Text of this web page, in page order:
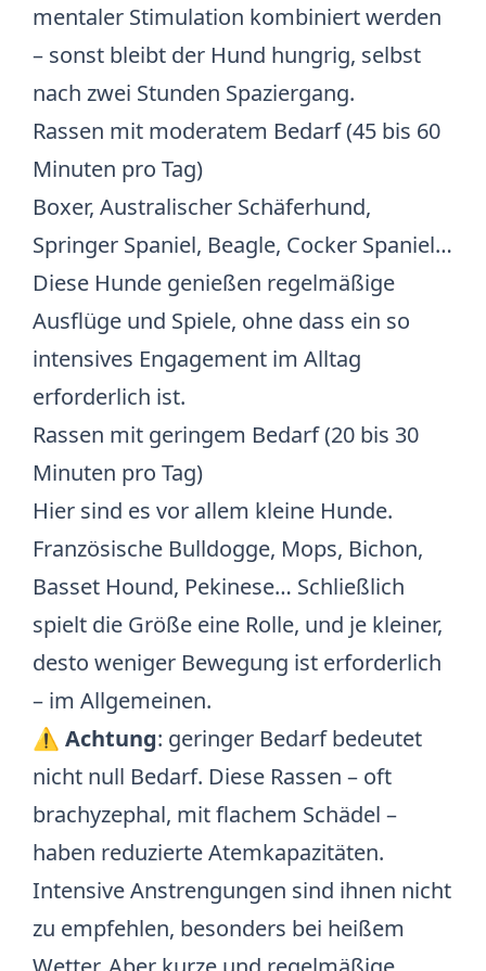
mentaler Stimulation kombiniert werden
– sonst bleibt der Hund hungrig, selbst
nach zwei Stunden Spaziergang.
Rassen mit moderatem Bedarf (45 bis 60
Minuten pro Tag)
Boxer, Australischer Schäferhund,
Springer Spaniel, Beagle, Cocker Spaniel…
Diese Hunde genießen regelmäßige
Ausflüge und Spiele, ohne dass ein so
intensives Engagement im Alltag
erforderlich ist.
Rassen mit geringem Bedarf (20 bis 30
Minuten pro Tag)
Hier sind es vor allem kleine Hunde.
Französische Bulldogge, Mops, Bichon,
Basset Hound, Pekinese… Schließlich
spielt die Größe eine Rolle, und je kleiner,
desto weniger Bewegung ist erforderlich
– im Allgemeinen.
⚠️ Achtung: geringer Bedarf bedeutet
nicht null Bedarf. Diese Rassen – oft
brachyzephal, mit flachem Schädel –
haben reduzierte Atemkapazitäten.
Intensive Anstrengungen sind ihnen nicht
zu empfehlen, besonders bei heißem